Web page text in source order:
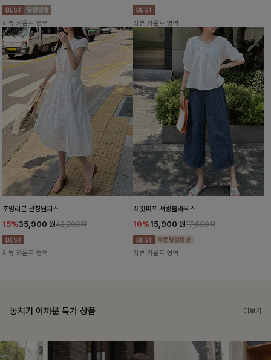
리뷰 카운트 영역 리뷰 카운트 영역
초밍리본 펀칭원피스
15%35,900 원42,200원
리뷰 카운트 영역
레킷퍼프 셔링블라우스
10%15,900 원17,600원
리뷰 카운트 영역
놓치기 아까운 특가 상품 더보기